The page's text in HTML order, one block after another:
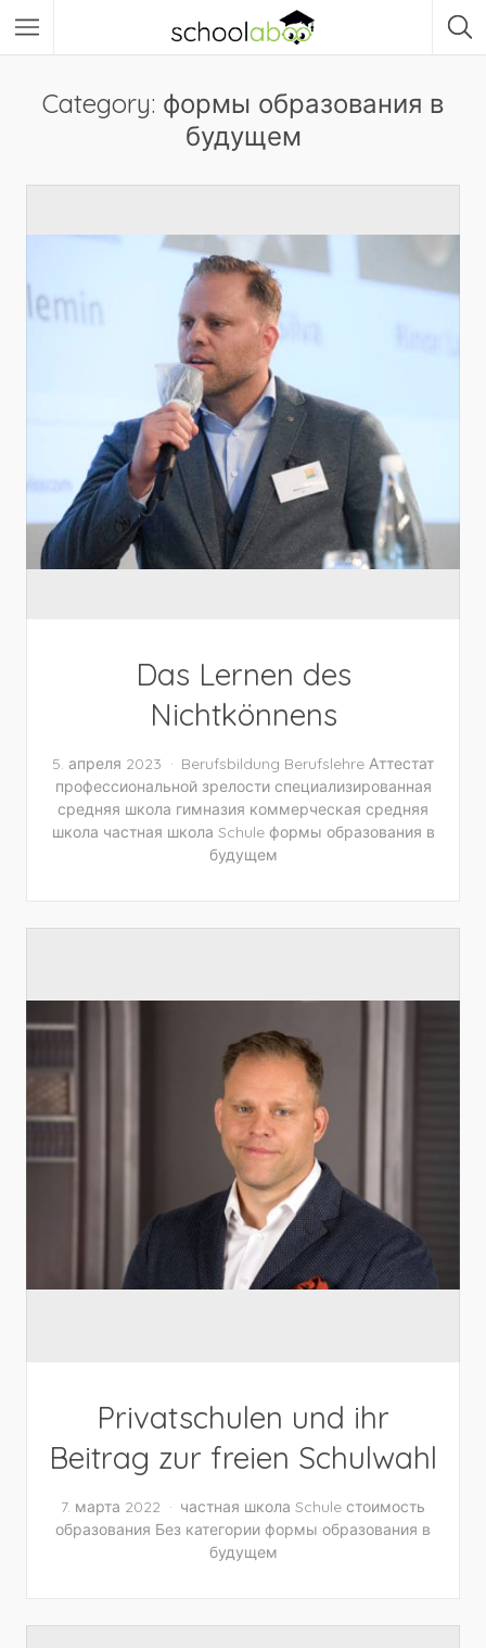
Category: формы образования в
будущем
Das Lernen des
Nichtkönnens
5. апреля 2023 Berufsbildung Berufslehre Аттестат
профессиональной зрелости специализированная
средняя школа гимназия коммерческая средняя
школа частная школа Schule формы образования в
будущем
Privatschulen und ihr
Beitrag zur freien Schulwahl
7. марта 2022 частная школа Schule стоимость
образования Без категории формы образования в
будущем